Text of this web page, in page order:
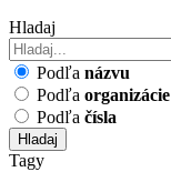
Hladaj
Podľa názvu
Podľa organizácie
Podľa čísla
Hladaj
Tagy